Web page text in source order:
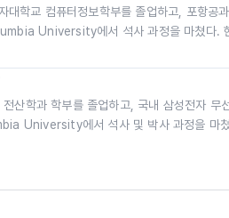
대학교 컴퓨터정보학부를 졸업하고, 포항공
University에서 석사 과정을 마쳤
네트워크 연구실에서 박사 과정을 밟고 있
임과 온라인 뱅킹 보안 모듈 개발하였고,
원하는 운영체제 기법에서부터 각종 클라우
·오프라인 강의 수행 및 클라우드 컴퓨팅 관
산학과 학부를 졸업하고, 국내 삼성전자 무
University에서 석사 및 박사 과정을 마
Software defined networking 등 다양한